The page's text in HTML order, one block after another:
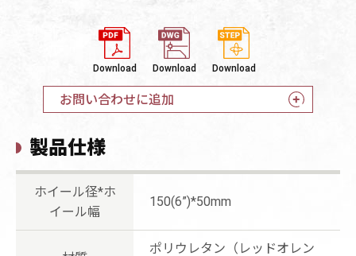
Download Download Download
お問い合わせに追加
製品仕様
ホイール径*ホ
イール幅
150(6”)*50mm
ポリウレタン（レッドオレン